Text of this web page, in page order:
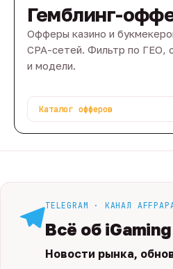
Гемблинг-
Офферы казино и
CPA-сетей. Фильтр по ГЕО,
и модели.
Каталог офферов
TELEGRAM · КАНАЛ
Всё об
Новости рынка,